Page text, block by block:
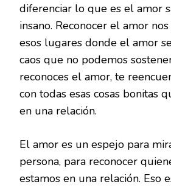
diferenciar lo que es el amor
insano. Reconocer el amor
esos lugares donde el amor
caos que no podemos
reconoces el amor, te
con todas esas cosas bonitas
en una relación.
El amor es un espejo para
persona, para reconocer
estamos en una relación. Eso